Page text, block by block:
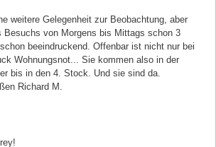
weitere Gelegenheit zur Beobachtung, aber
Besuchs von Morgens bis Mittags schon 3
beeindruckend. Offenbar ist nicht nur bei
Wohnungsnot... Sie kommen also in der
bis in den 4. Stock. Und sie sind da.
Richard M.